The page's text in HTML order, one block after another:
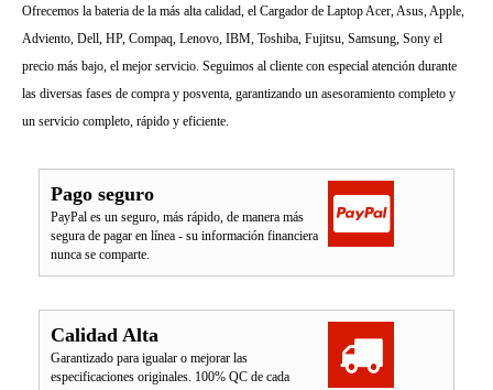
Ofrecemos la bateria de la más alta calidad, el Cargador de Laptop Acer, Asus, Apple,
Adviento, Dell, HP, Compaq, Lenovo, IBM, Toshiba, Fujitsu, Samsung, Sony el
precio más bajo, el mejor servicio. Seguimos al cliente con especial atención durante
las diversas fases de compra y posventa, garantizando un asesoramiento completo y
un servicio completo, rápido y eficiente.
Pago seguro
PayPal es un seguro, más rápido, de manera más
segura de pagar en línea - su información financiera
nunca se comparte.
Calidad Alta
Garantizado para igualar o mejorar las
especificaciones originales. 100% QC de cada